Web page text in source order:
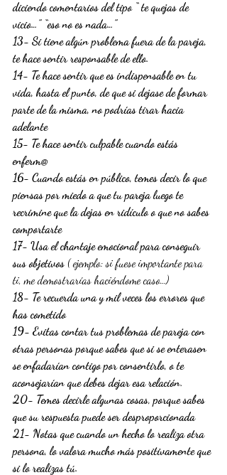
diciendo comentarios del tipo “ te quejas de
vicio…” “eso no es nada…”
13- Si tiene algún problema fuera de la pareja,
te hace sentir responsable de ello.
14- Te hace sentir que es indispensable en tu
vida, hasta el punto, de que si dejase de formar
parte de la misma, no podrías tirar hacia
adelante
15- Te hace sentir culpable cuando estás
enferm@
16- Cuando estás en público, temes decir lo que
piensas por miedo a que tu pareja luego te
recrimine que la dejas en ridículo o que no sabes
comportarte
17- Usa el chantaje emocional para conseguir
sus objetivos ( ejemplo: si fuese importante para
ti, me demostrarías haciéndome caso…)
18- Te recuerda una y mil veces los errores que
has cometido
19- Evitas contar tus problemas de pareja con
otras personas porque sabes que si se enterasen
se enfadarían contigo por consentirlo, o te
aconsejarían que debes dejar esa relación.
20- Temes decirle algunas cosas, porque sabes
que su respuesta puede ser desproporcionada
21- Notas que cuando un hecho lo realiza otra
persona, lo valora mucho más positivamente que
si lo realizas tú.